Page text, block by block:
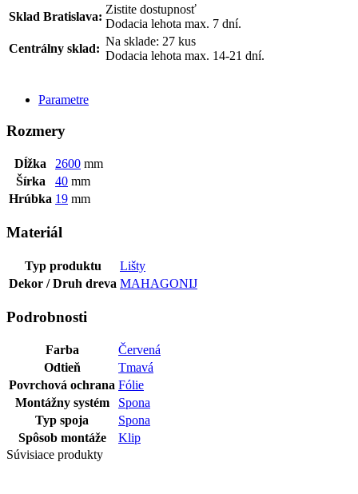
Sklad Bratislava:
Zistite dostupnosť
Dodacia lehota max. 7 dní.
Centrálny sklad:
Na sklade: 27 kus
Dodacia lehota max. 14-21 dní.
Parametre
Rozmery
Dĺžka 2600 mm
Šírka
40 mm
Hrúbka 19 mm
Materiál
Typ produktu
Lišty
Dekor / Druh dreva MAHAGONIJ
Podrobnosti
Farba
Červená
Odtieň
Tmavá
Povrchová ochrana Fólie
Montážny systém
Spona
Typ spoja
Spona
Spôsob montáže
Klip
Súvisiace produkty